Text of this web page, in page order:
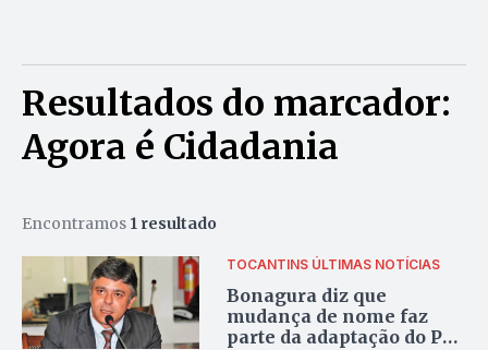
Resultados do marcador:
Agora é Cidadania
Encontramos 1 resultado
TOCANTINS ÚLTIMAS NOTÍCIAS
Bonagura diz que
mudança de nome faz
parte da adaptação do PPS